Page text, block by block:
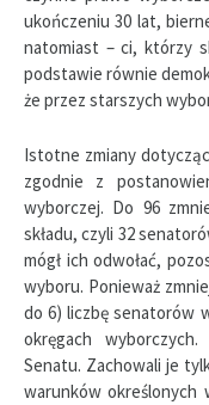
ukończeniu 30 lat,
natomiast – ci, którzy
podstawie równie
że przez starszych
Istotne zmiany
zgodnie z
wyborczej. Do 96
składu, czyli 32
mógł ich odwołać,
wyboru. Ponieważ
do 6) liczbę senatorów
okręgach
Senatu. Zachowali je
warunków określonych